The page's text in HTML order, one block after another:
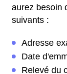
aurez besoin
suivants :
Adresse
Date
Relevé du